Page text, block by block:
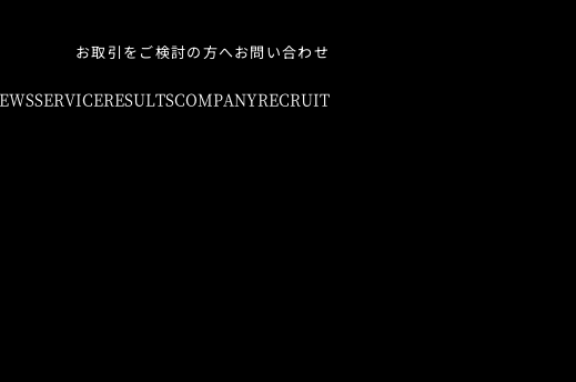
お取引をご検討の方へお問い合わせ
SERVICERESULTSCOMPANYRECRUIT